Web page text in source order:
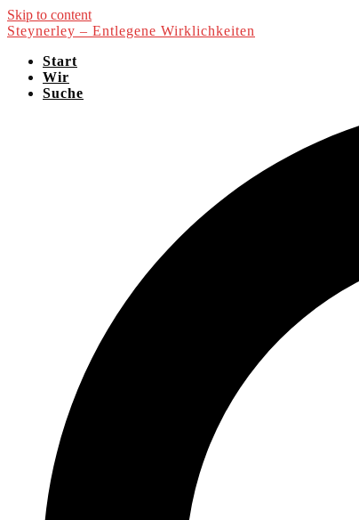
Skip to content
Steynerley – Entlegene Wirklichkeiten
Start
Wir
Suche